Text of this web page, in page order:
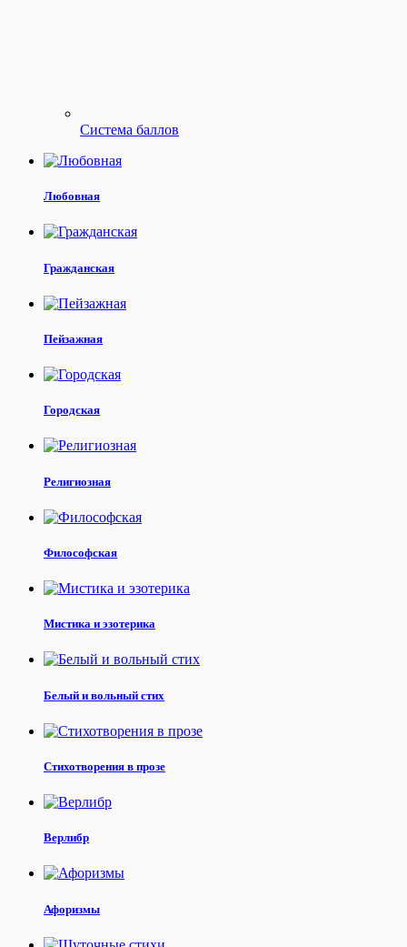
Система баллов
Любовная
Гражданская
Пейзажная
Городская
Религиозная
Философская
Мистика и эзотерика
Белый и вольный стих
Стихотворения в прозе
Верлибр
Афоризмы